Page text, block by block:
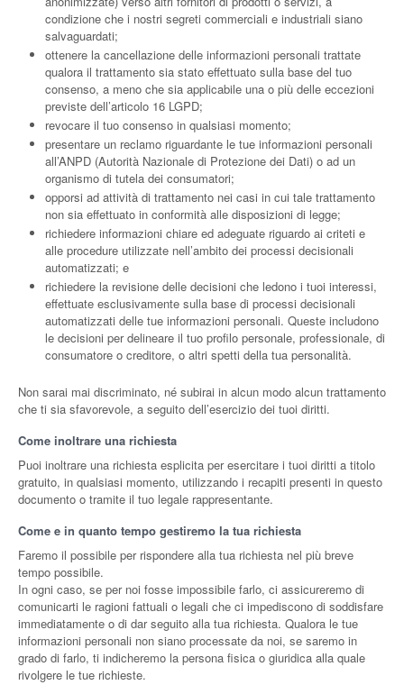
condizione che i nostri segreti commerciali e industriali siano
salvaguardati;
ottenere la cancellazione delle informazioni personali trattate
qualora il trattamento sia stato effettuato sulla base del tuo
consenso, a meno che sia applicabile una o più delle eccezioni
previste dell’articolo 16 LGPD;
revocare il tuo consenso in qualsiasi momento;
presentare un reclamo riguardante le tue informazioni personali
all’ANPD (Autorità Nazionale di Protezione dei Dati) o ad un
organismo di tutela dei consumatori;
opporsi ad attività di trattamento nei casi in cui tale trattamento
non sia effettuato in conformità alle disposizioni di legge;
richiedere informazioni chiare ed adeguate riguardo ai criteti e
alle procedure utilizzate nell’ambito dei processi decisionali
automatizzati; e
richiedere la revisione delle decisioni che ledono i tuoi interessi,
effettuate esclusivamente sulla base di processi decisionali
automatizzati delle tue informazioni personali. Queste includono
le decisioni per delineare il tuo profilo personale, professionale, di
consumatore o creditore, o altri spetti della tua personalità.
Non sarai mai discriminato, né subirai in alcun modo alcun trattamento
che ti sia sfavorevole, a seguito dell’esercizio dei tuoi diritti.
Come inoltrare una richiesta
Puoi inoltrare una richiesta esplicita per esercitare i tuoi diritti a titolo
gratuito, in qualsiasi momento, utilizzando i recapiti presenti in questo
documento o tramite il tuo legale rappresentante.
Come e in quanto tempo gestiremo la tua richiesta
Faremo il possibile per rispondere alla tua richiesta nel più breve
tempo possibile.
In ogni caso, se per noi fosse impossibile farlo, ci assicureremo di
comunicarti le ragioni fattuali o legali che ci impediscono di soddisfare
immediatamente o di dar seguito alla tua richiesta. Qualora le tue
informazioni personali non siano processate da noi, se saremo in
grado di farlo, ti indicheremo la persona fisica o giuridica alla quale
rivolgere le tue richieste.